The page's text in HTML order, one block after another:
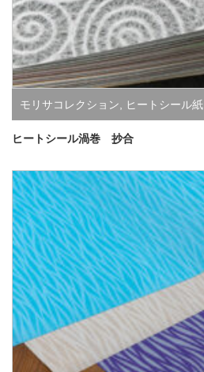
モリサコレクション ヒートシール紙
ヒートシール渦巻 抄合